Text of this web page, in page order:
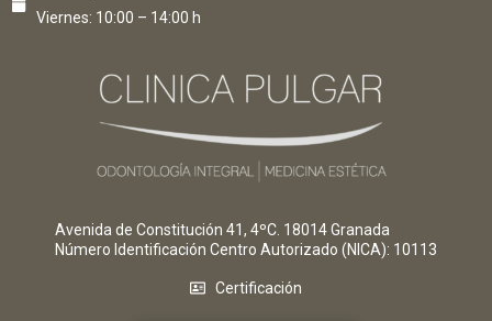
Viernes: 10:00 – 14:00 h
Avenida de Constitución 41, 4ºC. 18014 Granada
Número Identificación Centro Autorizado (NICA): 10113
Certificación